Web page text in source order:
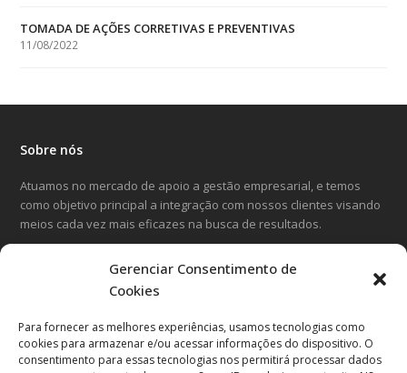
Gerenciar Consentimento de
Cookies
Para fornecer as melhores experiências, usamos tecnologias como
cookies para armazenar e/ou acessar informações do dispositivo. O
consentimento para essas tecnologias nos permitirá processar dados
TOMADA DE AÇÕES CORRETIVAS E PREVENTIVAS
11/08/2022
Sobre nós
Atuamos no mercado de apoio a gestão empresarial, e temos
como objetivo principal a integração com nossos clientes visando
meios cada vez mais eficazes na busca de resultados.
FacebookInstagram
Entre em contato
Avenida Cândido Hartmann, 570